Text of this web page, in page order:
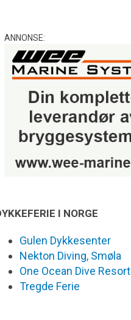
ANNONSE:
I NORGE
Gulen Dykkesenter
Nekton Diving, Smøla
One Ocean Dive Resort
Tregde Ferie